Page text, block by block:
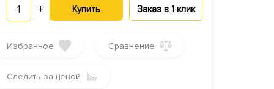
1 + Купить Заказ в 1 клик
Избранное Сравнение
Следить за ценой